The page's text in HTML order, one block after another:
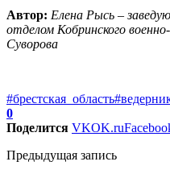
Автор: Елена Рысь –
отделом Кобринского
Суворова
#брестская_область
0
Поделится VKOK.ru
Предыдущая запись